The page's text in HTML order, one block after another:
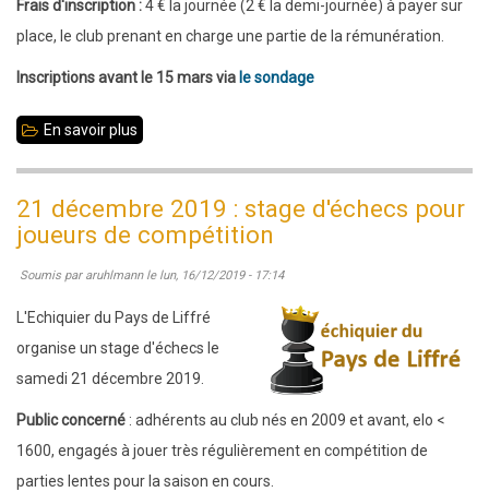
Frais d'inscription :4 € la journée (2 € la demi-journée) à payer sur
place, le club prenant en charge une partie de la rémunération.
Inscriptions avant le 15 mars via le sondage
En savoir plus
2020
stage
d'échecs
pour
joueurs
21 décembre 2019 : stage d'échecs pour
joueurs de compétition
Soumis par aruhlmannle lun, 16/12/2019 - 17:14
L'Echiquier du Pays de Liffré
organise un stage d'échecs le
samedi 21 décembre 2019.
Public concerné : adhérents au club nés en 2009 et avant, elo <
1600, engagés à jouer très régulièrement en compétition de
parties lentes pour la saison en cours.